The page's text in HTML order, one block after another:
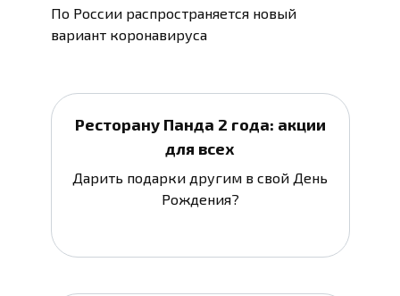
По России распространяется новый
вариант коронавируса
Ресторану Панда 2 года: акции
для всех
Дарить подарки другим в свой День
Рождения?